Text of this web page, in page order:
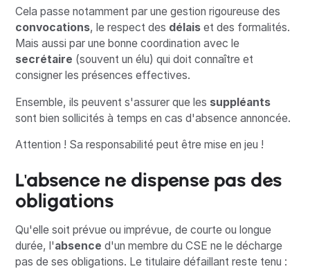
Cela passe notamment par une gestion rigoureuse des
convocations, le respect des délais et des formalités.
Mais aussi par une bonne coordination avec le
secrétaire (souvent un élu) qui doit connaître et
consigner les présences effectives.
Ensemble, ils peuvent s'assurer que les suppléants
sont bien sollicités à temps en cas d'absence annoncée.
Attention ! Sa responsabilité peut être mise en jeu !
L'absence ne dispense pas des
obligations
Qu'elle soit prévue ou imprévue, de courte ou longue
durée, l'absence d'un membre du CSE ne le décharge
pas de ses obligations. Le titulaire défaillant reste tenu :